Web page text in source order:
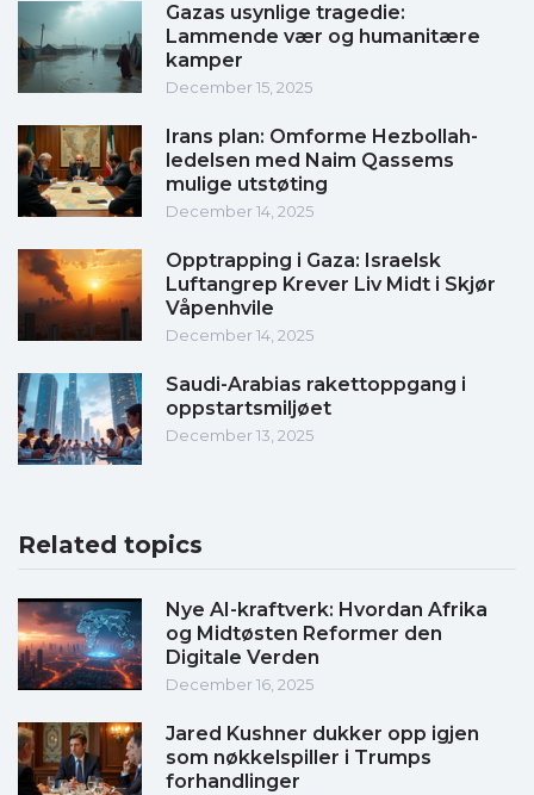
Gazas usynlige tragedie:
Lammende vær og humanitære
kamper
December 15, 2025
Irans plan: Omforme Hezbollah-
ledelsen med Naim Qassems
mulige utstøting
December 14, 2025
Opptrapping i Gaza: Israelsk
Luftangrep Krever Liv Midt i Skjør
Våpenhvile
December 14, 2025
Saudi-Arabias rakettoppgang i
oppstartsmiljøet
December 13, 2025
Related topics
Nye AI-kraftverk: Hvordan Afrika
og Midtøsten Reformer den
Digitale Verden
December 16, 2025
Jared Kushner dukker opp igjen
som nøkkelspiller i Trumps
forhandlinger